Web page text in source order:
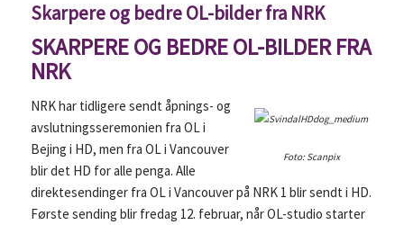
Skarpere og bedre OL-bilder fra NRK
SKARPERE OG BEDRE OL-BILDER FRA
NRK
Foto: Scanpix
NRK har tidligere sendt åpnings- og
avslutningsseremonien fra OL i
Bejing i HD, men fra OL i Vancouver
blir det HD for alle penga. Alle
direktesendinger fra OL i Vancouver på NRK 1 blir sendt i HD.
Første sending blir fredag 12. februar, når OL-studio starter